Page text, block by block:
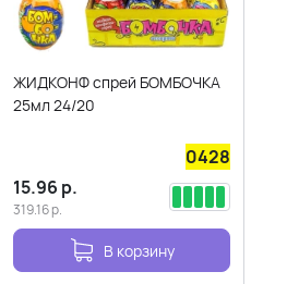
ЖИДКОНФ спрей БОМБОЧКА
25мл 24/20
0428
15.96 р.
319.16р.
В корзину